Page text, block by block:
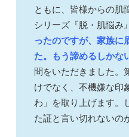
ともに、皆様からの肌
シリーズ『脱・肌悩み
ったのですが、家族に
た。もう諦めるしかな
問をいただきました。
けでなく、不機嫌な印
わ」を取り上げます。
た証と言い切れないの